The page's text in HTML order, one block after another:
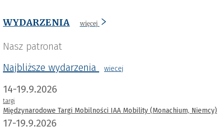
WYDARZENIA więcej
Nasz patronat
Najbliższe wydarzenia
wiecej
14-19.9.2026
targi
Międzynarodowe Targi Mobilności IAA Mobility (Monachium, Niemcy)
17-19.9.2026